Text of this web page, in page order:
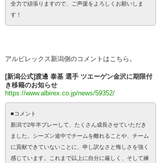
全力で頑張りますので、ご声援をよろしくお願いしま
す！
アルビレックス新潟側のコメントはこちら。
[新潟公式]渡邊 泰基 選手 ツエーゲン金沢に期限付
き移籍のお知らせ
https://www.albirex.co.jp/news/59352/
■コメント
新潟で2年半プレーして、たくさん成長させていただき
ました。シーズン途中でチームを離れることや、チーム
に貢献できていないことに、申し訳なさと悔しさを強く
感じています。これまで以上に自分に厳しく、そして練